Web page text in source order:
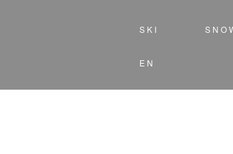
S K I S N O
E N